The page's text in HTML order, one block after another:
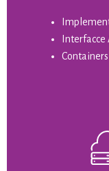
Interfacce
Containers